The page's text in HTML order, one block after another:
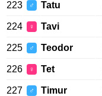
223 ♂ Tatu
224 ♀ Tavi
225 ♂ Teodor
226 ♀ Tet
227 ♂ Timur